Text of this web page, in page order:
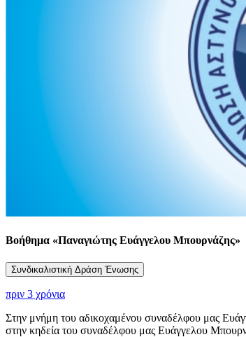
Βοήθημα «Παναγιώτης Ευάγγελου Μπουρνάζης»
Συνδικαλιστική Δράση Ένωσης
πριν 3 χρόνια
Στην μνήμη του αδικοχαμένου συναδέλφου μας
στην κηδεία του συναδέλφου μας Ευάγγελου